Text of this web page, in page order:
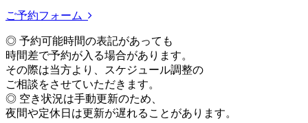
ご予約フォーム
◎ 予約可能時間の表記があっても
時間差で予約が入る場合があります。
その際は当方より、スケジュール調整の
ご相談をさせていただきます。
◎ 空き状況は手動更新のため、
夜間や定休日は更新が遅れることがあります。